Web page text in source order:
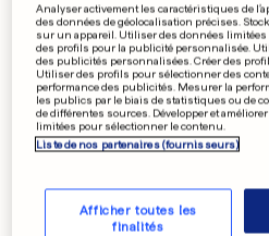
Analyser activement les caractéristiques de
des données de géolocalisation précises.
sur un appareil. Utiliser des données
des profils pour la publicité personnalisée.
des publicités personnalisées. Créer des
Utiliser des profils pour sélectionner des
performance des publicités. Mesurer la
les publics par le biais de statistiques ou de
de différentes sources. Développer et
limitées pour sélectionner le contenu.
Liste de nos partenaires (fournisseurs)
Afficher toutes les
finalités